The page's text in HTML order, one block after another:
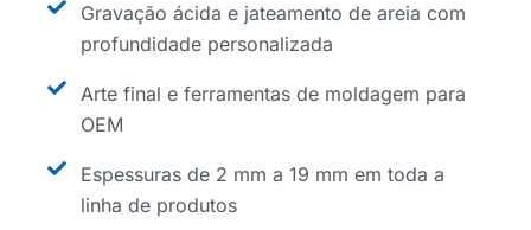
Gravação ácida e jateamento de areia com
profundidade personalizada
Arte final e ferramentas de moldagem para
OEM
Espessuras de 2 mm a 19 mm em toda a
linha de produtos